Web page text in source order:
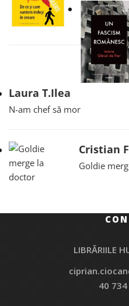
Laura T.Ilea
N-am chef să mor
Cristian
Goldie
LIBRĂRIILE
40